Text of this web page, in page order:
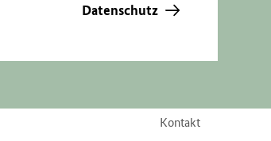
Datenschutz
Kontakt